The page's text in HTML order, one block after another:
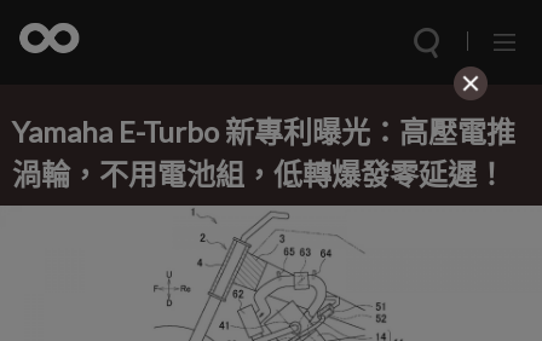
Yamaha E-Turbo 新專利曝光：高壓電推
渦輪，不用電池組，低轉爆發零延遲！